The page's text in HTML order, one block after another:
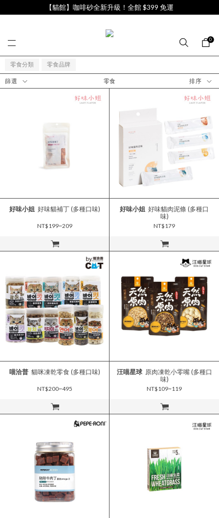
【貓館】咖啡砂全新升級！全館 $399 免運
0
篩選 排序
零食
零食分類 零食品牌
立即購買
好味小姐 好味貓補丁 (多種口味)
NT$199~209
立即購買
好味小姐
味)
NT$179
立即購買
喵洽普 貓咪凍乾零食 (多種口味)
NT$200~495
立即購買
汪喵星球原肉凍乾小零嘴 (多種口
味)
NT$109~119